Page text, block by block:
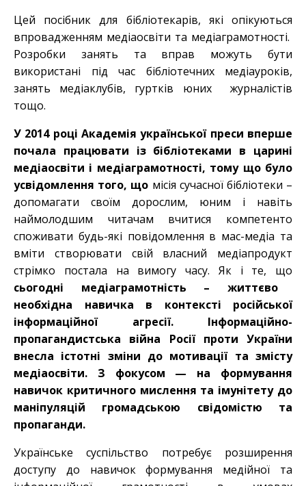
Цей посібник для бібліотекарів, які опікуються
впровадженням медіаосвіти та медіаграмотності.
Розробки занять та вправ можуть бути
використані під час бібліотечних медіауроків,
занять медіаклубів, гуртків юних журналістів
тощо.
У 2014 році Академія української преси вперше
почала працювати із бібліотеками в царині
медіаосвіти і медіаграмотності, тому що було
усвідомлення того, що місія сучасної бібліотеки –
допомагати своїм дорослим, юним і навіть
наймолодшим читачам вчитися компетенто
споживати будь-які повідомлення в мас-медіа та
вміти створювати свій власний медіапродукт
стрімко постала на вимогу часу. Як і те, що
сьогодні медіаграмотність – життєво
необхідна навичка в контексті російської
інформаційної агресії. Інформаційно-
пропагандистська війна Росії проти України
внесла істотні зміни до мотивації та змісту
медіаосвіти. З фокусом — на формування
навичок критичного мислення та імунітету до
маніпуляцій громадською свідомістю та
пропаганди.
Українське суспільство потребує розширення
доступу до навичок формування медійної та